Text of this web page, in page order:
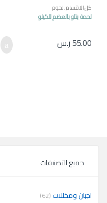
كل الاقسام,لحوم
لحمة بتلو بالعضم للكيلو
55.00ر.س
جميع التصنيفات
اجبان ومخللات(62)